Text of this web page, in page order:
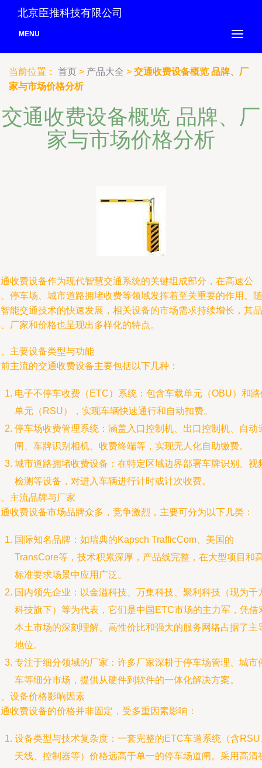
北京臣推科技有限公司
MENU
当前位置： 首页 > 产品大全 > 交通收费设备概览 品牌、厂
家与市场价格分析
交通收费设备概览 品牌、厂
家与市场价格分析
收费设备作为现代智慧交通系统的关键组成部分，在高速公
停车场、城市道路拥堵收费等领域发挥着至关重要的作用。随
能交通技术的快速发展，相关设备的市场需求持续增长，其品
厂家和价格也呈现出多样化的特点。
主要设备类型与功能
主流的交通收费设备主要包括以下几种：
电子不停车收费（ETC）系统：包含车载单元（OBU）和路
单元（RSU），实现车辆快速通行和自动扣费。
停车场收费管理系统：涵盖入口控制机、出口控制机、自动
闸、车牌识别相机、收费终端等，实现无人化自助缴费。
城市道路拥堵收费设备：在特定区域边界部署车牌识别、视
检测等设备，对进入车辆进行计时或计次收费。
主流品牌与厂家
收费设备市场品牌众多，竞争激烈，主要可分为以下几类：
国际知名品牌：如瑞典的Kapsch TrafficCom、美国的
TransCore等，技术积累深厚，产品线完整，在大型项目和
标准要求场景中应用广泛。
国内领先企业：以金溢科技、万集科技、聚利科技（现为千
科技旗下）等为代表，它们是中国ETC市场的主力军，凭借
本土市场的深刻理解、高性价比和强大的服务网络占据了主
地位。
专注于细分领域的厂家：许多厂家深耕于停车场管理、城市
车等细分市场，提供从硬件到软件的一体化解决方案。
设备价格影响因素
收费设备的价格并非固定，受多重因素影响：
设备类型与技术复杂度：一套完整的ETC车道系统（含RSU
天线、控制器等）价格远高于单一的停车场道闸。采用高清